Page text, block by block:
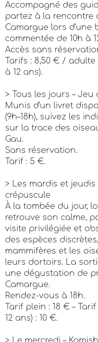
Accompagné des
partez à la rencontre
Camargue lors d’une
commentée de 10h à
Accès sans
Tarifs : 8,50 € /
à 12 ans).
> Tous les jours – Jeu
Munis d’un livret
(9h–18h), suivez les
sur la trace des
Gau.
Sans réservation.
Tarif : 5 €.
> Les mardis et jeudis
crépuscule
À la tombée du jour,
retrouve son calme,
visite privilégiée et
des espèces
mammifères et les
leurs dortoirs. La
une dégustation de
Camargue.
Rendez-vous à 18h.
Tarif plein : 18 € –
12 ans) : 10 €.